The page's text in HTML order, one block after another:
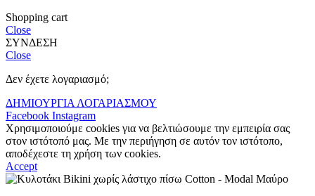
Shopping cart
Close
ΣΥΝΔΕΣΗ
Close
Δεν έχετε λογαριασμό;
ΔΗΜΙΟΥΡΓΙΑ ΛΟΓΑΡΙΑΣΜΟΥ
Facebook Instagram
Χρησιμοποιούμε cookies για να βελτιώσουμε την εμπειρία σας
στον ιστότοπό μας. Με την περιήγηση σε αυτόν τον ιστότοπο,
αποδέχεστε τη χρήση των cookies.
Accept